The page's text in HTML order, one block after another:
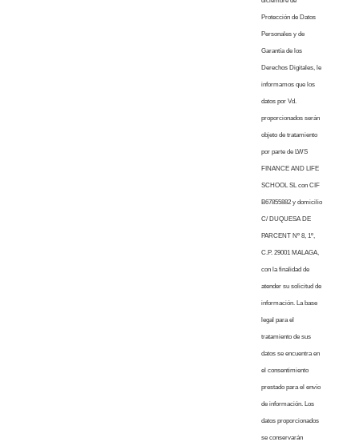
Protección de Datos
Personales y de
Garantía de los
Derechos Digitales, le
informamos que los
datos por Vd.
proporcionados serán
objeto de tratamiento
por parte de LWS
FINANCE AND LIFE
SCHOOL SL con CIF
B67855882 y domicilio
C/ DUQUESA DE
PARCENT Nº 8, 1º,
C.P. 29001 MALAGA,
con la finalidad de
atender su solicitud de
información. La base
legal para el
tratamiento de sus
datos se encuentra en
el consentimiento
prestado para el envío
de información. Los
datos proporcionados
se conservarán